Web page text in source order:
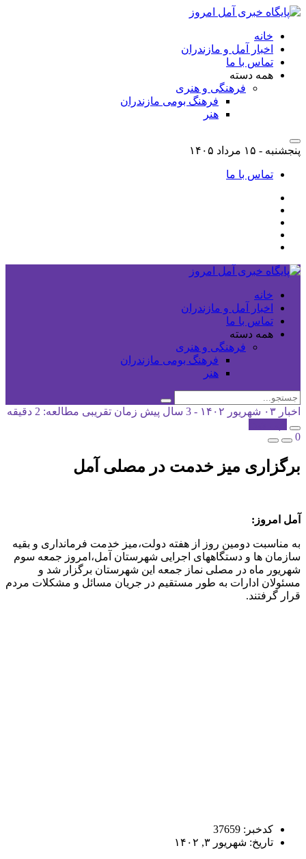
خانه
اخبار آمل و مازندران
تماس با ما
همه دسته
فرهنگی و هنری
فرهنگ بومی مازندران
هنر
پنجشنبه - ۱۵ مرداد ۱۴۰۵
تماس با ما
خانه
اخبار آمل و مازندران
تماس با ما
همه دسته
فرهنگی و هنری
فرهنگ بومی مازندران
هنر
اخبار ۰۳ شهریور ۱۴۰۲ - 3 سال پیش
زمان تقریبی مطالعه: 2 دقیقه
0
برگزاری میز خدمت در مصلی آمل
آمل امروز:
به مناسبت دومین روز از هفته دولت،میز خدمت فرمانداری و بقیه
سازمان ها و دستگاههای اجرایی شهرستان آمل،امروز جمعه سوم
شهریور ماه در مصلی نماز جمعه این شهرستان برگزار شد و
مسئولان ادارات به طور مستقیم در جریان مسائل و مشکلات مردم
قرار گرفتند.
کدخبر: 37659
تاریخ: شهریور ۳, ۱۴۰۲